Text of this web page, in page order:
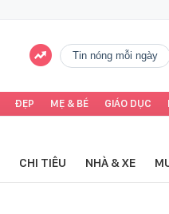
tin nóng mỗi ngày
ĐẸP MẸ & BÉ GIÁO DỤC
CHI TIÊU NHÀ & XE